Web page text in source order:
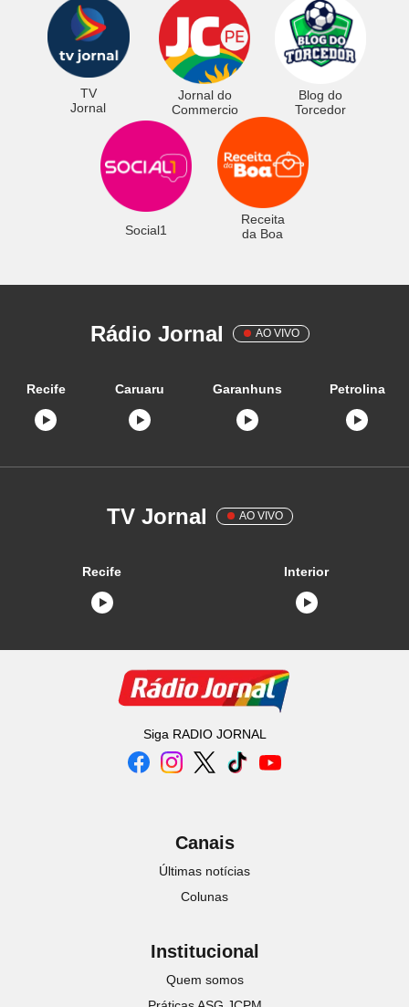
TV
Jornal
Jornal do
Commercio
Blog do
Torcedor
Social1
Receita
da Boa
Rádio Jornal AO VIVO
Recife Caruaru Garanhuns Petrolina
TV Jornal AO VIVO
Recife Interior
Siga RADIO JORNAL
Canais
Últimas notícias
Colunas
Institucional
Quem somos